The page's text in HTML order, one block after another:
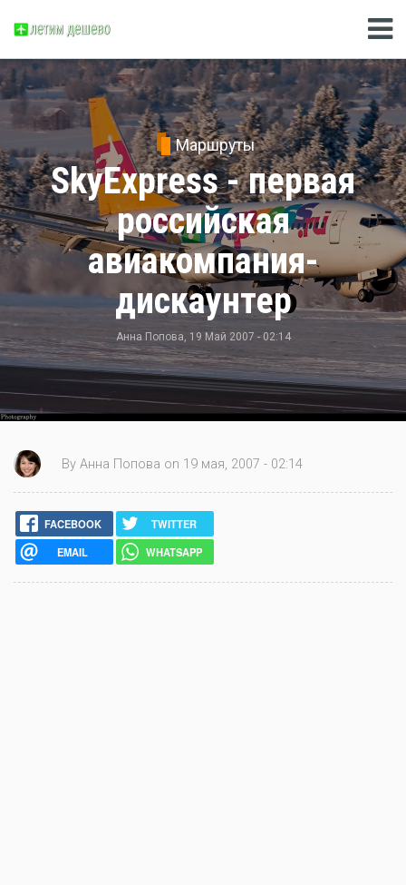
Маршруты
SkyExpress - первая
российская
авиакомпания-
дискаунтер
Анна Попова , 19 Май 2007 - 02:14
By Анна Попова on 19 мая, 2007 - 02:14
FACEBOOK
TWITTER
EMAIL
WHATSAPP